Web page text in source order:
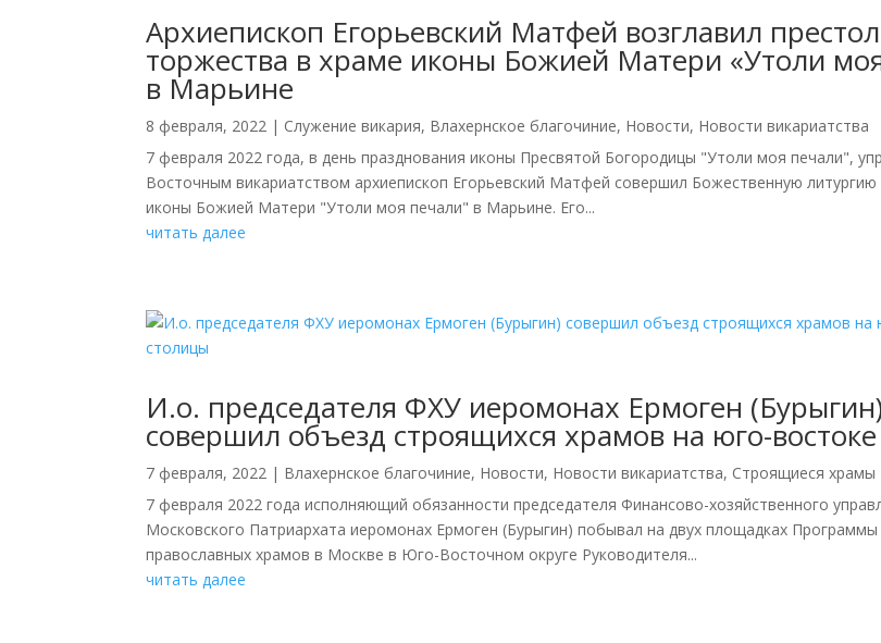
Архиепископ Егорьевский Матфей возглавил
торжества в храме иконы Божией Матери «Утоли
в Марьине
8 февраля, 2022 | Cлужение викария, Влахернское благочиние, Новости, Новости викариатства
7 февраля 2022 года, в день празднования иконы Пресвятой Богородицы "Утоли моя печали",
Восточным викариатством архиепископ Егорьевский Матфей совершил Божественную
иконы Божией Матери "Утоли моя печали" в Марьине. Его...
читать далее
И.о. председателя ФХУ иеромонах Ермоген
совершил объезд строящихся храмов на юго-
7 февраля, 2022 | Влахернское благочиние, Новости, Новости викариатства, Строящиеся храмы
7 февраля 2022 года исполняющий обязанности председателя Финансово-хозяйственного
Московского Патриархата иеромонах Ермоген (Бурыгин) побывал на двух площадках Программы
православных храмов в Москве в Юго-Восточном округе Руководителя...
читать далее